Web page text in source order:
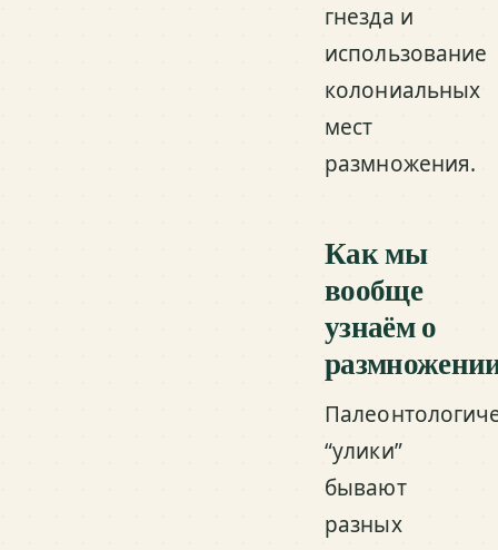
гнезда и
использование
колониальных
мест
размножения.
Как мы
вообще
узнаём о
“улики”
бывают
разных